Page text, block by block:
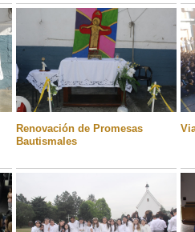
Renovación de Promesas
Bautismales